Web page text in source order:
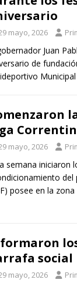
mayo, 2026
Juan
de
mayo, 2026
semana iniciaron
del
posee en la
social
mayo, 2026